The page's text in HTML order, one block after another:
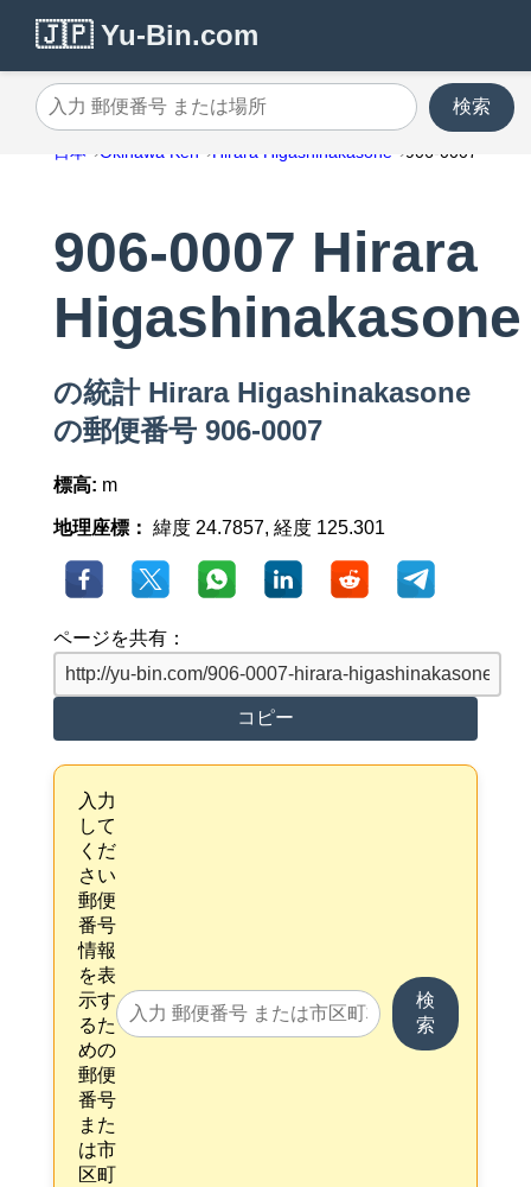
🇯🇵 Yu-Bin.com
入力 郵便番号 または場所
検索
日本 Okinawa Ken Hirara Higashinakasone 906-0007
906-0007 Hirara
Higashinakasone
の統計 Hirara Higashinakasone
の郵便番号 906-0007
標高: m
地理座標： 緯度 24.7857, 経度 125.301
ページを共有：
コピー
入力
して
くだ
さい
郵便
番号
情報
を表
示す
るた
めの
郵便
番号
また
は市
区町
検
索